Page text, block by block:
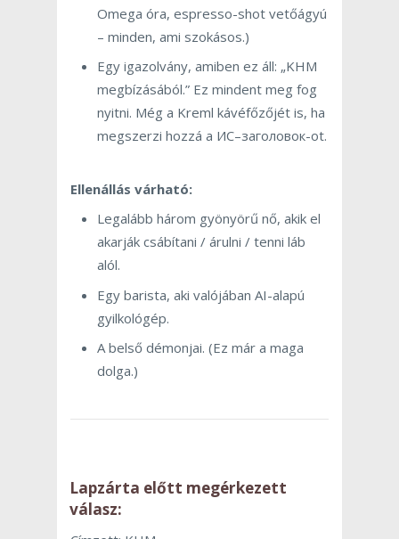
Omega óra, espresso-shot vetőágyú
– minden, ami szokásos.)
Egy igazolvány, amiben ez áll: „KHM
megbízásából.” Ez mindent meg fog
nyitni. Még a Kreml kávéfőzőjét is, ha
megszerzi hozzá a ИС–заголовок-ot.
Ellenállás várható:
Legalább három gyönyörű nő, akik el
akarják csábítani / árulni / tenni láb
alól.
Egy barista, aki valójában AI-alapú
gyilkológép.
A belső démonjai. (Ez már a maga
dolga.)
Lapzárta előtt megérkezett
válasz: